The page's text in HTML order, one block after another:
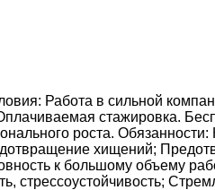
Работа в сильной
стажировка.
роста.
хищений;
к большому объему
стрессоустойчивость;